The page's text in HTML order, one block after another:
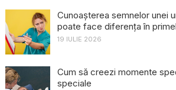
Cunoașterea semnelor unei
poate face diferența în
19 IULIE 2026
Cum să creezi momente
speciale